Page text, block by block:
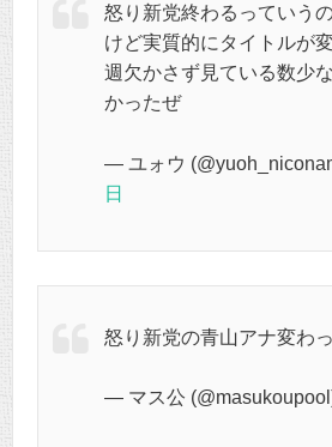
怒り新党終わるっていう
けど実質的にタイトルが
週欠かさず見ている数少
かったぜ
— ユォウ
日
怒り新党の青山アナ変わ
— マス公